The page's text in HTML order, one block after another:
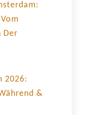
Der
2026:
&